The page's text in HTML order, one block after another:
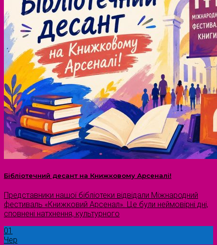
Бібліотечний десант на Книжковому Арсеналі!
Представники нашої бібліотеки відвідали Міжнародний
фестиваль «Книжковий Арсенал». Це були неймовірні дні,
сповнені натхнення, культурного
01
Чер